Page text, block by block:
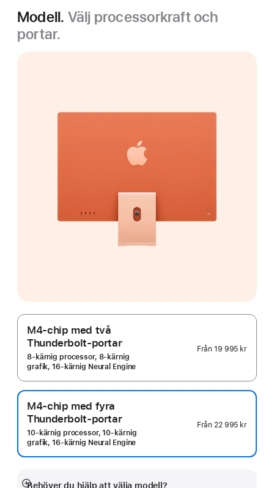
Modell. Välj processorkraft och
portar.
M4-chip med två
Thunderbolt-portar
8‑kärnig processor, 8‑kärnig
grafik, 16‑kärnig Neural Engine
Från19 995 kr
M4-chip med fyra
Thunderbolt-portar
10‑kärnig processor, 10‑kärnig
grafik, 16‑kärnig Neural Engine
Från 22 995 kr
Behöver du hjälp att välja modell?